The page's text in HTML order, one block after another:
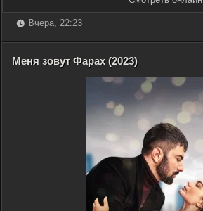
Вчера, 22:23
Меня зовут Фарах (2023)